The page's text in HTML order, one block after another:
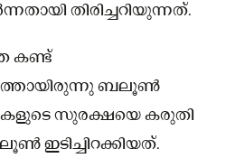
തിരിച്ചറിയുന്നത്.
കണ്ട്
ബലൂൺ
സുരക്ഷയെ കരുതി
ഇടിച്ചിറക്കിയത്.